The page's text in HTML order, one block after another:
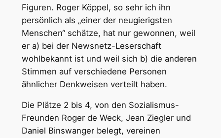
Figuren. Roger Köppel, so sehr ich ihn
persönlich als „einer der neugierigsten
Menschen“ schätze, hat nur gewonnen, weil
er a) bei der Newsnetz-Leserschaft
wohlbekannt ist und weil sich b) die anderen
Stimmen auf verschiedene Personen
ähnlicher Denkweisen verteilt haben.
Die Plätze 2 bis 4, von den Sozialismus-
Freunden Roger de Weck, Jean Ziegler und
Daniel Binswanger belegt, vereinen